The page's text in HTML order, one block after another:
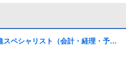
ペシャリスト（会計・経理・予